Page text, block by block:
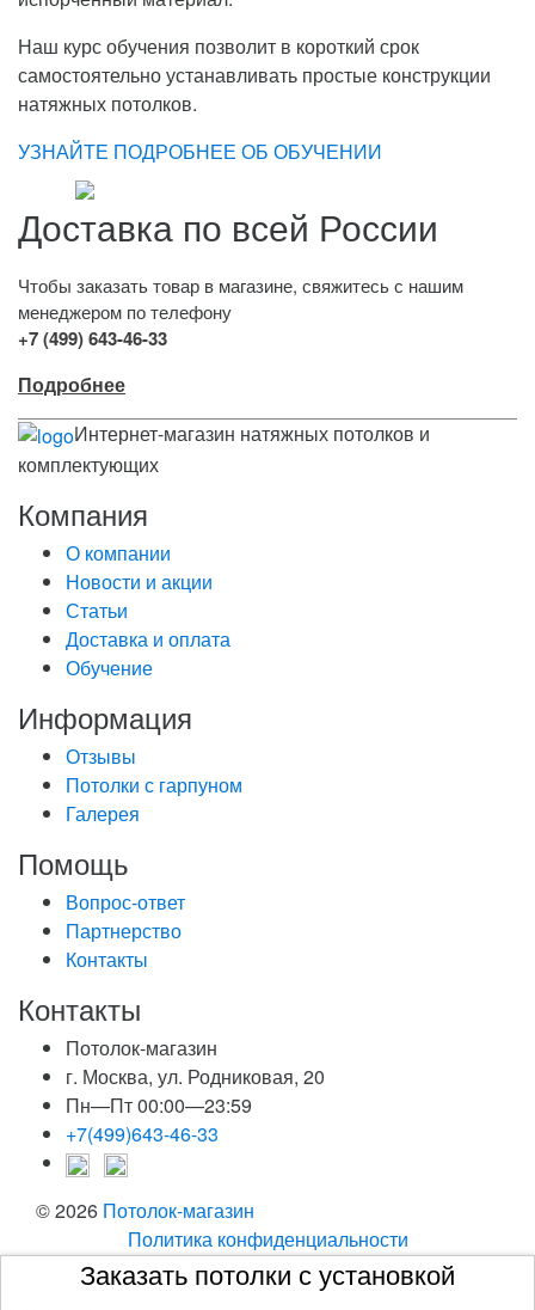
Наш курс обучения позволит в короткий срок
самостоятельно устанавливать простые конструкции
натяжных потолков.
УЗНАЙТЕ ПОДРОБНЕЕ ОБ ОБУЧЕНИИ
Доставка по всей России
Чтобы заказать товар в магазине, свяжитесь с нашим
менеджером по телефону
+7 (499) 643-46-33
Подробнее
Интернет-магазин натяжных потолков и
комплектующих
Компания
О компании
Новости и акции
Статьи
Доставка и оплата
Обучение
Информация
Отзывы
Потолки с гарпуном
Галерея
Помощь
Вопрос-ответ
Партнерство
Контакты
Контакты
Потолок-магазин
г. Москва, ул. Родниковая, 20
Пн—Пт 00:00—23:59
+7(499)643-46-33
© 2026 Потолок-магазин
Политика конфиденциальности
Заказать потолки с установкой